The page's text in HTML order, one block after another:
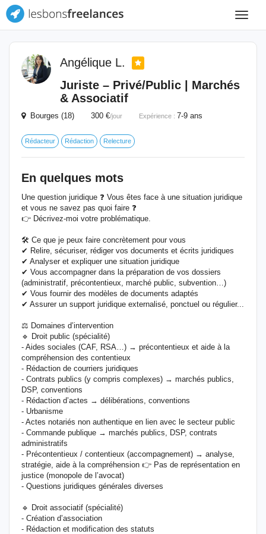
Toggle
Angélique L.
Juriste – Privé/Public | Marchés
& Associatif
Bourges (18) 300 €/jour Expérience : 7-9 ans
Rédacteur Rédaction Relecture
En quelques mots
Une question juridique ❓ Vous êtes face à une situation juridique
et vous ne savez pas quoi faire ❓
👉 Décrivez-moi votre problématique.
🛠️ Ce que je peux faire concrètement pour vous
✔ Relire, sécuriser, rédiger vos documents et écrits juridiques
✔ Analyser et expliquer une situation juridique
✔ Vous accompagner dans la préparation de vos dossiers
(administratif, précontentieux, marché public, subvention…)
✔ Vous fournir des modèles de documents adaptés
✔ Assurer un support juridique externalisé, ponctuel ou régulier...
⚖️ Domaines d’intervention
🔹 Droit public (spécialité)
- Aides sociales (CAF, RSA…) → précontentieux et aide à la
compréhension des contentieux
- Rédaction de courriers juridiques
- Contrats publics (y compris complexes) → marchés publics,
DSP, conventions
- Rédaction d’actes → délibérations, conventions
- Urbanisme
- Actes notariés non authentique en lien avec le secteur public
- Commande publique → marchés publics, DSP, contrats
administratifs
- Précontentieux / contentieux (accompagnement) → analyse,
stratégie, aide à la compréhension 👉 Pas de représentation en
justice (monopole de l’avocat)
- Questions juridiques générales diverses
🔹 Droit associatif (spécialité)
- Création d’association
- Rédaction et modification des statuts